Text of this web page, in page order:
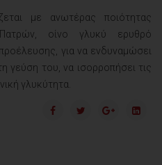
με ανωτέρας ποιότητας
οίνο γλυκύ ερυθρό
για να ενδυναμώσει
γεύση του, να ισορροπήσει τις
γλυκύτητα.